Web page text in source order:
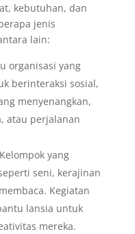
kebutuhan, dan
jenis
lain:
organisasi yang
berinteraksi sosial,
menyenangkan,
atau perjalanan
yang
seni, kerajinan
Kegiatan
lansia untuk
mereka.